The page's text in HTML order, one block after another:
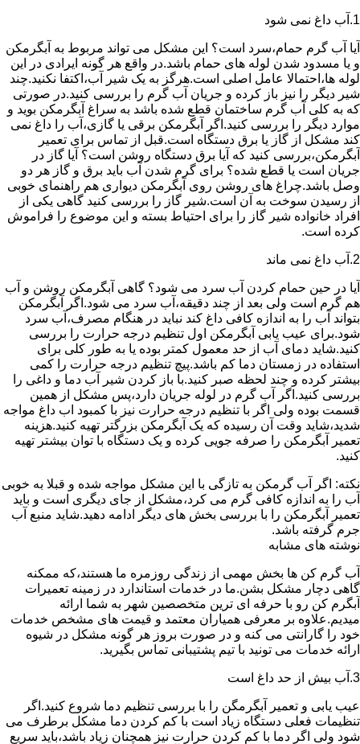
1.آب داغ نمی شود
آیا آب گرم حمام،سرد است؟ این مشکل می تواند مربوط به آبگرمکن
و یا مسدود شدن لوله های حمام باشد.در واقع هر گونه ایرادی در این
لوله ها،احتمالا عامل اصلی است.هرگز به یک شیر آب،اکتفا نکنید.چند
شیر دیگر را نیز باز کرده و جریان آب گرم را بررسی کنید.در صورتی
که به کلی آب گرم ساختمان قطع شده باشد به سراغ آبگرمکن بوید و
موارد دیگر را بررسی کنید.اگر آبگرمکن برقی یا گازی،آب را داغ نمی
کند مشکل از گاز یا برق دستگاه است.قبل از تماس برای تعمیر
آبگرمکن،بررسی کنید که آیا برق دستگاه روشن است؟ آیا گاز در
جریان است یا قطع شده؟ برای گرم شدن آب باید برق و گاز هر دو
وصل باشد.چراغ های روشن روی آبگرمکن دیواری هم راهنمای خوبی
از رسیدن سوخت به آن است.شیر گاز را بررسی کنید گاهی یکی از
افراد خانواده شیر گاز را برای احتیاط بسته و این موضوع را فراموش
کرده است.
2.آب داغ نمی ماند
آیا در حین حمام کردن آب سرد می شود؟ گاهی آبگرمکن روشن و آب
هم گرم است ولی بعد از چند دقیقه،آب سرد می شود.اگر آبگرمکن
بتواند آب را به اندازه کافی داغ کند نباید در هنگام مصرف،آب سرد
شود.برای عیب یابی آبگرمکن اول تنظیم درجه حرارت را بررسی
کنید.شاید دمای آب از حد معمول کمتر بوده یا به طور کلی برای
استفاده در زمستان دما کم باشد.پیچ تنظیم درجه حرارت را کمی
بیشتر کرده و چند لحظه صبر کنید.با باز کردن شیر آب دما و داغی را
بررسی کنید.اگر آب گرم در لوله جریان دارد،پس مشکل از همین
قسمت بوده ولی اگر با تنظیم درجه حرارت نیز با کمبود اب داغ مواجه
شدید،شاید وقت آن رسیده که یک آبگرمکن بزرگتر تهیه کنید.هزینه
تعمیر آبگرمکن را صرفه جویی کرده و یک دستگاه با توان بیشتر تهیه
کنید.
نکته: اگر آب گرمکن به تازگی با این مشکل مواجه شده و قبلا به خوبی
آب را به اندازه کافی گرم می کرد،مشکل از جای دیگری است و باید
تعمیر آبگرمکن را با بررسی بخش های دیگر ادامه دهید.شاید منبع آب
جرم گرفته باشد.
نوشته های مشابه
آب گرم کن ها بخش مهمی از زندگی روزمره ما هستند،که ممکنه
گاهی دچار مشکل بشن.ما در خدمات استاندارد در زمینه تعمیرات
آبگرم کن رو با حرفه ای ترین متخصصین شهر به شما ارائه
میدیم.علاوه بر معرفی همیاران معتمد و قیمت های مشخص خدمات
خود را گارانتی می کنه و در صورت بروز هر گونه مشکل در شیوه
ارائه خدمات می تونید با تیم پشتیبانی تماس بگیرید.
3.آب بیش از حد داغ است
عیب یابی و تعمیر آبگرمگن را با بررسی تنظیم دما شروع کنید.اگر
تنظیمات فعلی دستگاه زیاد است با کم کردن دما مشکل برطرف می
شود ولی اگر دما با کم کردن حرارت نیز همچنان زیاد باشد،باید سریع